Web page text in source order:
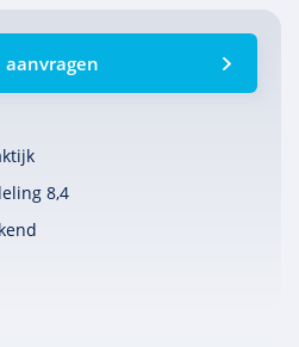
8,4